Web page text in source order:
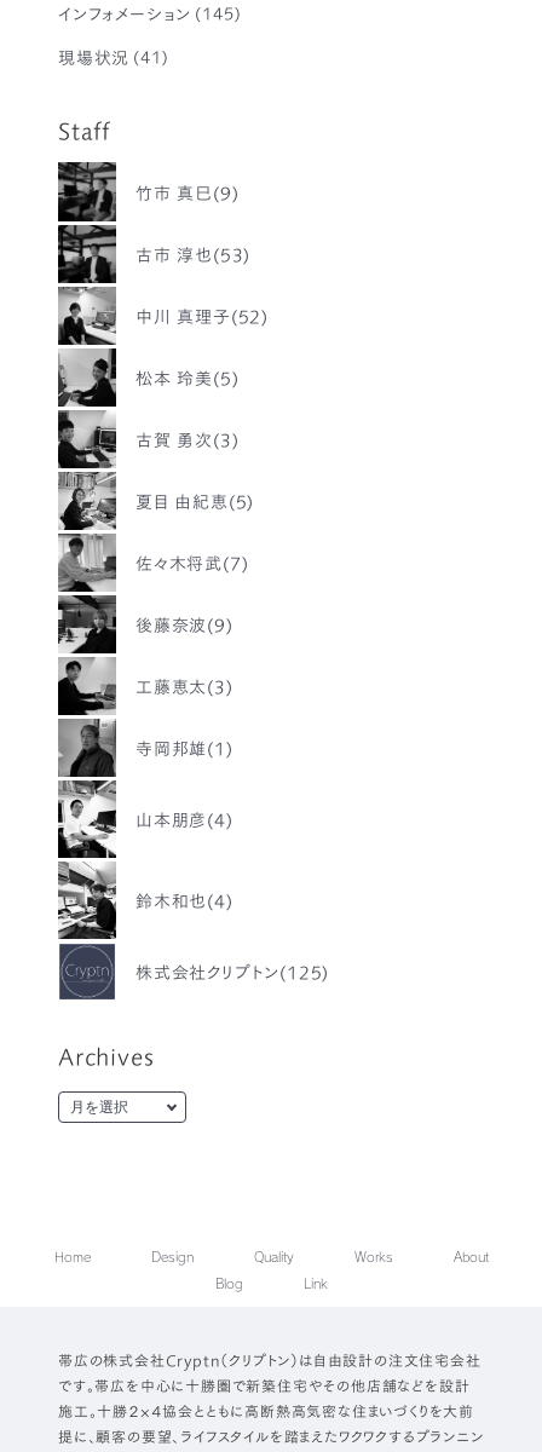
インフォメーション (145)
現場状況 (41)
Staff
竹市 真巳(9)
古市 淳也(53)
中川 真理子(52)
松本 玲美(5)
古賀 勇次(3)
夏目 由紀恵(5)
佐々木将武(7)
後藤奈波(9)
工藤恵太(3)
寺岡邦雄(1)
山本朋彦(4)
鈴木和也(4)
株式会社クリプトン(125)
Archives
Home Design Quality Works
About
Blog
Link
帯広の株式会社Cryptn（クリプトン）は自由設計の注文住宅会社
です。帯広を中心に十勝圏で新築住宅やその他店舗などを設計
施工。十勝２×４協会とともに高断熱高気密な住まいづくりを大前
提に、顧客の要望、ライフスタイルを踏まえたワクワクするプランニン